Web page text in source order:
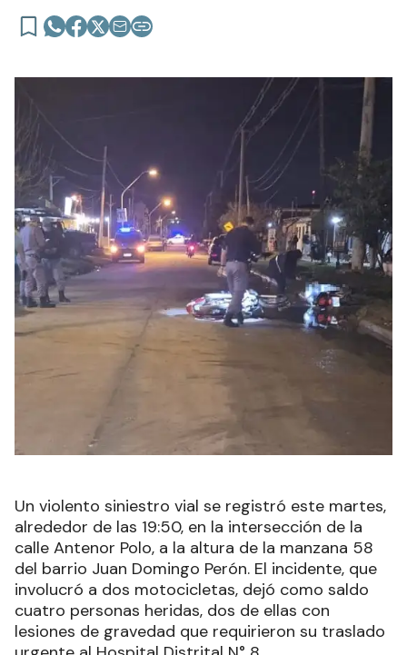
Un violento siniestro vial se registró este martes,
alrededor de las 19:50, en la intersección de la
calle Antenor Polo, a la altura de la manzana 58
del barrio Juan Domingo Perón. El incidente, que
involucró a dos motocicletas, dejó como saldo
cuatro personas heridas, dos de ellas con
lesiones de gravedad que requirieron su traslado